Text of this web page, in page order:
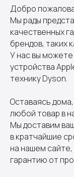
Добро
Мы рады
качественных
брендов, таких
У нас вы
устройства
технику Dyson.
Оставаясь
любой товар в
Мы доставим
в кратчайшие
на нашем
гарантию от